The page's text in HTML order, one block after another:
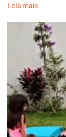
Leia mais